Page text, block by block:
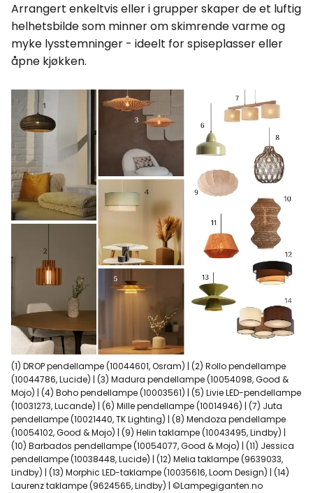
Arrangert enkeltvis eller i grupper skaper de et luftig
helhetsbilde som minner om skimrende varme og
myke lysstemninger - ideelt for spiseplasser eller
åpne kjøkken.
(1) DROP pendellampe (10044601, Osram) | (2) Rollo pendellampe
(10044786, Lucide) | (3) Madura pendellampe (10054098, Good &
Mojo) | (4) Boho pendellampe (10003561) | (5) Livie LED-pendellampe
(10031273, Lucande) | (6) Mille pendellampe (10014946) | (7) Juta
pendellampe (10021440, TK Lighting) | (8) Mendoza pendellampe
(10054102, Good & Mojo) | (9) Helin taklampe (10043495, Lindby) |
(10) Barbados pendellampe (10054077, Good & Mojo) | (11) Jessica
pendellampe (10038448, Lucide) | (12) Melia taklampe (9639033,
Lindby) | (13) Morphic LED-taklampe (10035616, Loom Design) | (14)
Laurenz taklampe (9624565, Lindby) | ©Lampegiganten.no